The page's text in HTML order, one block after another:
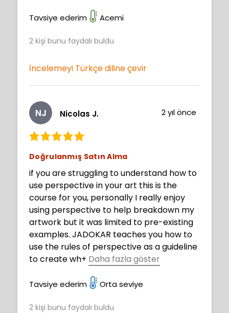
Tavsiye ederim Acemi
2 kişi bunu faydalı buldu
İncelemeyi Türkçe diline çevir
NJ Nicolas J. 2 yıl önce
Doğrulanmış Satın Alma
if you are struggling to understand how to
use perspective in your art this is the
course for you, personally I really enjoy
using perspective to help breakdown my
artwork but it was limited to pre-existing
examples. JADOKAR teaches you how to
use the rules of perspective as a guideline
to create wh+ Daha fazla göster
monstrous character designs to sci-fi
Tavsiye ederim Orta seviye
2 kişi bunu faydalı buldu